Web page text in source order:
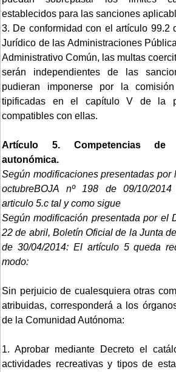
establecidos para las sanciones
3. De conformidad con el artículo 99.2
Jurídico de las Administraciones
Administrativo Común, las multas
serán independientes de las
pudieran imponerse por la
tipificadas en el capítulo V de la
compatibles con ellas.
Artículo 5. Competencias de
autonómica.
Según modificaciones presentadas por
octubreBOJA nº 198 de 09/10/
articulo 5.c tal y como sigue
Según modificación presentada por el
22 de abril, Boletín Oficial de la Junta
de 30/04/2014: El artículo 5 queda
modo:
Sin perjuicio de cualesquiera otras
atribuidas, corresponderá a los
de la Comunidad Autónoma:
1. Aprobar mediante Decreto el
actividades recreativas y tipos de